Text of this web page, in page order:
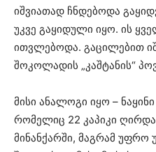
იშვიათად ჩნდებოდა
უკვე გაყიდული იყო. ის
ითვლებოდა. გაცილებით
შოკოლადის „კაშტანის“
მისი ანალოგი იყო –
რომელიც 22 კაპიკი
მინანქარში, მაგრამ უფრო